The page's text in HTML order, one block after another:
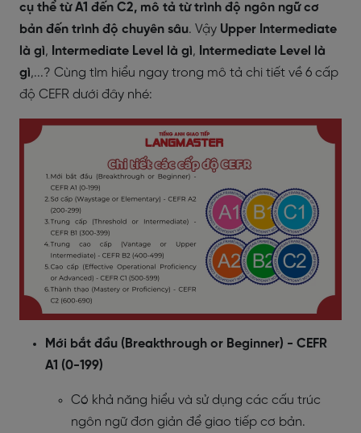
cụ thể từ A1 đến C2, mô tả từ trình độ ngôn ngữ cơ
bản đến trình độ chuyên sâu. Vậy Upper Intermediate
là gì, Intermediate Level là gì, Intermediate Level là
gì,...? Cùng tìm hiểu ngay trong mô tả chi tiết về 6 cấp
độ CEFR dưới đây nhé:
Mới bắt đầu (Breakthrough or Beginner) - CEFR
A1 (0-199)
Có khả năng hiểu và sử dụng các cấu trúc
ngôn ngữ đơn giản để giao tiếp cơ bản.